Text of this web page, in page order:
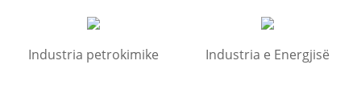
Industria petrokimike Industria e Energjisë